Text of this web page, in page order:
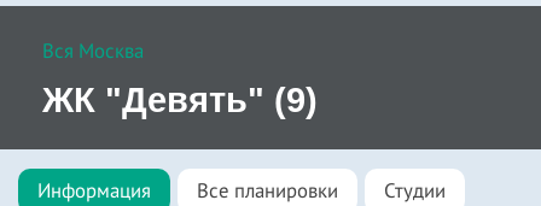
Вся Москва
ЖК "Девять" (9)
Информация Все планировки Студии